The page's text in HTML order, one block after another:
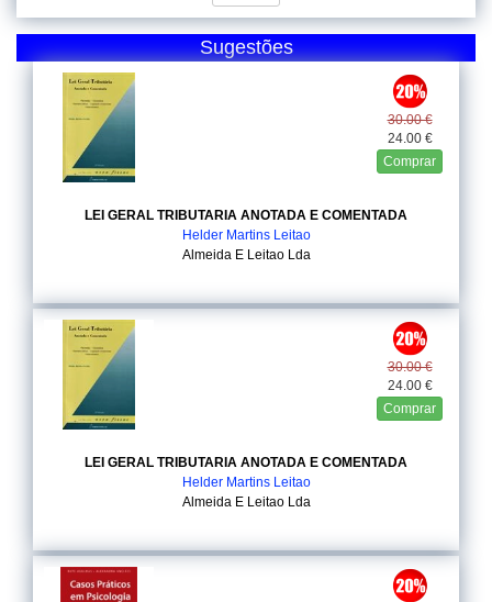
Sugestões
30.00 €
24.00 €
Comprar
LEI GERAL TRIBUTARIA ANOTADA E COMENTADA
Helder Martins Leitao
Almeida E Leitao Lda
30.00 €
24.00 €
Comprar
LEI GERAL TRIBUTARIA ANOTADA E COMENTADA
Helder Martins Leitao
Almeida E Leitao Lda